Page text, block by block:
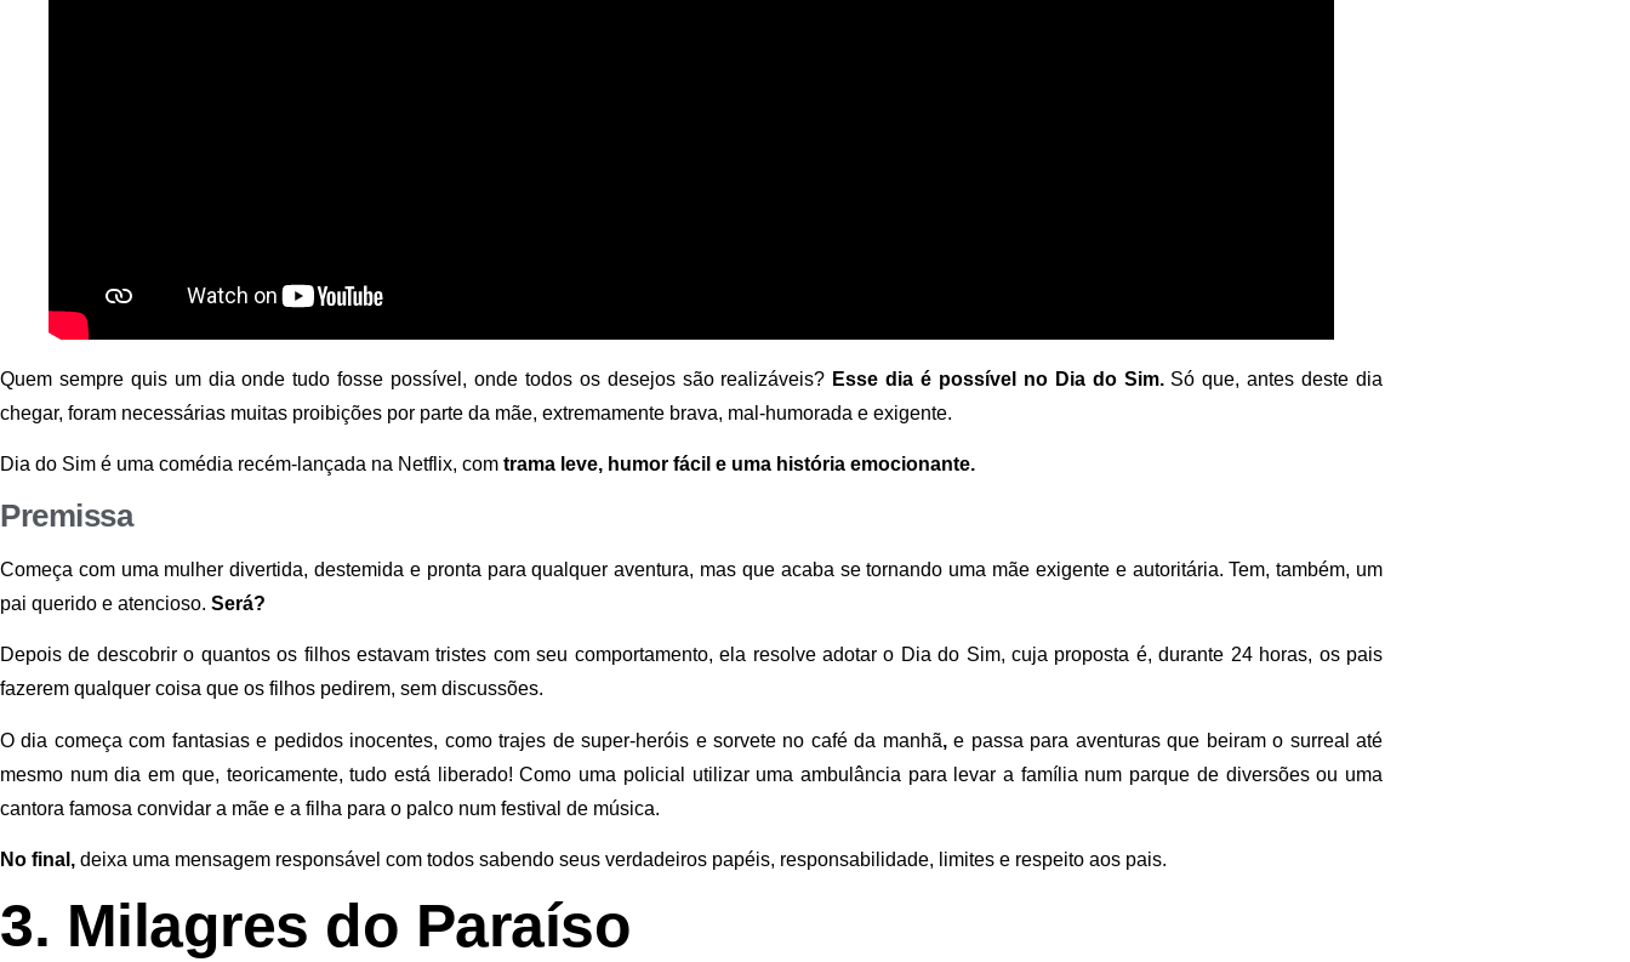
Quem sempre quis um dia onde tudo fosse possível, onde todos os desejos são realizáveis? Esse dia é possível no Dia do Sim.Só que, antes deste dia
chegar, foram necessárias muitas proibições por parte da mãe, extremamente brava, mal-humorada e exigente.
Dia do Sim é uma comédia recém-lançada na Netflix, com trama leve, humor fácil e uma história emocionante.
Premissa
Começa com uma mulher divertida, destemida e pronta para qualquer aventura, mas que acaba se tornando uma mãe exigente e autoritária. Tem, também, um
pai querido e atencioso. Será?
Depois de descobrir o quantos os filhos estavam tristes com seu comportamento, ela resolve adotar o Dia do Sim, cuja proposta é, durante 24 horas, os pais
fazerem qualquer coisa que os filhos pedirem, sem discussões.
O dia começa com fantasias e pedidos inocentes, como trajes de super-heróis e sorvete no café da manhã e passa para aventuras que beiram o surreal até
mesmo num dia em que, teoricamente, tudo está liberado! Como uma policial utilizar uma ambulância para levar a família num parque de diversões ou uma
cantora famosa convidar a mãe e a filha para o palco num festival de música.
No final, deixa uma mensagem responsável com todos sabendo seus verdadeiros papéis, responsabilidade, limites e respeito aos pais.
3. Milagres do Paraíso